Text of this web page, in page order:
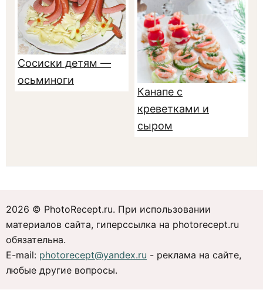
Сосиски детям —
осьминоги
Канапе с
креветками и
сыром
2026 © PhotoRecept.ru. При использовании
материалов сайта, гиперссылка на photorecept.ru
обязательна.
E-mail: photorecept@yandex.ru - реклама на сайте,
любые другие вопросы.